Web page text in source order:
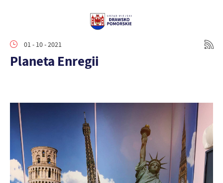
01 - 10 - 2021
Planeta Enregii